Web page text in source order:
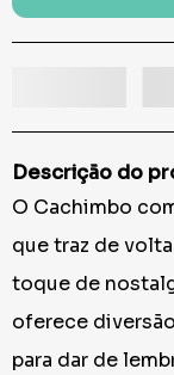
Descrição do
O Cachimbo
que traz de
toque de
oferece
para dar de